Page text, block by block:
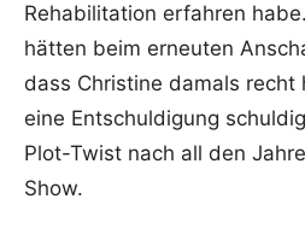
Rehabilitation erfahren
hätten beim erneuten
dass Christine damals recht
eine Entschuldigung
Plot-Twist nach all den
Show.